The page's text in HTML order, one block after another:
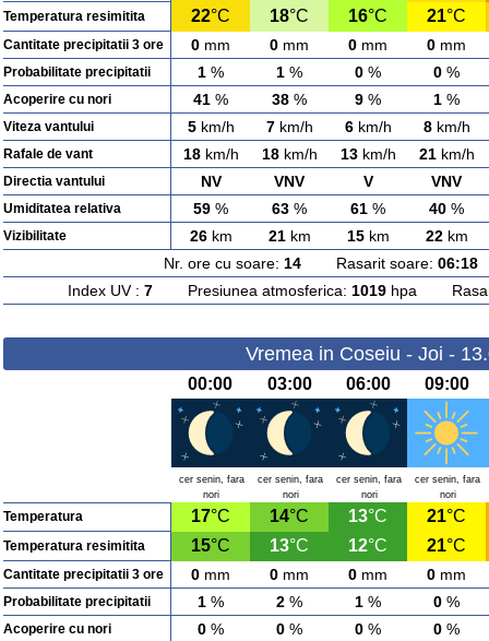
Temperatura resimitita 22°C 18°C 16°C 21°C
Cantitate precipitatii 3 ore 0 mm 0 mm 0 mm 0 mm
Probabilitate precipitatii 1 % 1 % 0 % 0 %
Acoperire cu nori 41 % 38 % 9 % 1 %
Viteza vantului 5km/h 7km/h 6km/h 8km/h
Rafale de vant 18km/h 18km/h 13km/h 21km/h
Directia vantului NV VNV V VNV
Umiditatea relativa 59 % 63 % 61 % 40 %
Vizibilitate 26km 21km 15km 22km
Nr. ore cu soare: 14Rasarit soare: 06:18
Index UV : 7Presiunea atmosferica: 1019hpa
Vremea in Coseiu - Joi -
00:00 03:00 06:00 09:00
cer senin, fara
nori
cer senin, fara
nori
cer senin, fara
nori
cer senin, fara
nori
Temperatura 17°C 14°C 13°C 21°C
Temperatura resimitita 15°C 13°C 12°C 21°C
Cantitate precipitatii 3 ore 0 mm 0 mm 0 mm 0 mm
Probabilitate precipitatii 1 % 2 % 1 % 0 %
Acoperire cu nori 0 % 0 % 0 % 0 %